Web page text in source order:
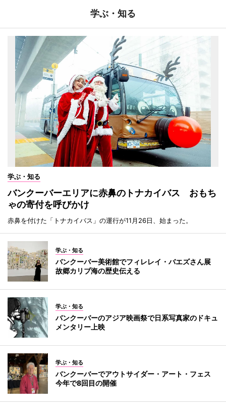
学ぶ・知る
学ぶ・知る
バンクーバーエリアに赤鼻のトナカイバス おもち
ゃの寄付を呼びかけ
赤鼻を付けた「トナカイバス」の運行が11月26日、始まった。
学ぶ・知る
バンクーバー美術館でフィレレイ・バエズさん展
故郷カリブ海の歴史伝える
学ぶ・知る
バンクーバーのアジア映画祭で日系写真家のドキュ
メンタリー上映
学ぶ・知る
バンクーバーでアウトサイダー・アート・フェス
今年で8回目の開催